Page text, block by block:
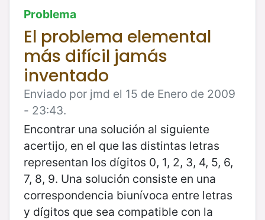
Problema
El problema elemental
más difícil jamás
inventado
Enviado por jmd el 15 de Enero de 2009
- 23:43.
Encontrar una solución al siguiente
acertijo, en el que las distintas letras
representan los dígitos 0, 1, 2, 3, 4, 5, 6,
7, 8, 9. Una solución consiste en una
correspondencia biunívoca entre letras
y dígitos que sea compatible con la